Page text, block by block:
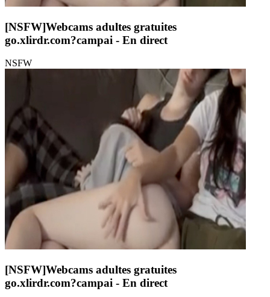
[NSFW]Webcams adultes gratuites
go.xlirdr.com?campai - En direct
NSFW
[NSFW]Webcams adultes gratuites
go.xlirdr.com?campai - En direct